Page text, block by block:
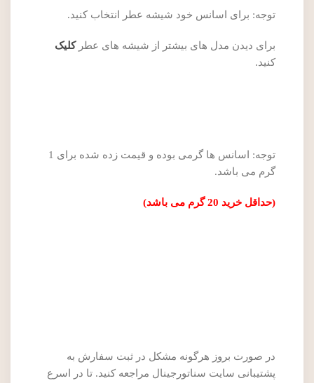
توجه: برای اسانس خود شیشه عطر انتخاب کنید.
برای دیدن مدل های بیشتر از شیشه های عطرکلیک
کنید.
توجه: اسانس ها گرمی بوده و قیمت زده شده برای 1
گرم می باشد.
(حداقل خرید 20 گرم می باشد)
در صورت بروز هرگونه مشکل در ثبت سفارش به
پشتیبانی سایت سناتورجینال مراجعه کنید. تا در اسرع